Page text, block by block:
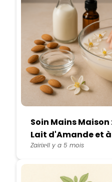
Soin Mains Maison
Lait d'Amande et
ZairixIl y a 5 mois